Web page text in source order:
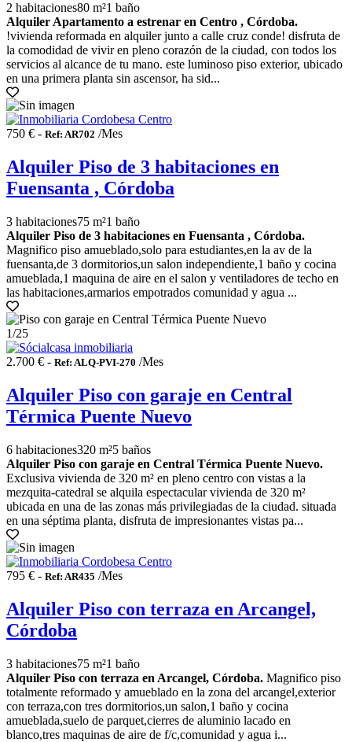
2 habitaciones80 m²1 baño
Alquiler Apartamento a estrenar en Centro , Córdoba.
!vivienda reformada en alquiler junto a calle cruz conde! disfruta de
la comodidad de vivir en pleno corazón de la ciudad, con todos los
servicios al alcance de tu mano. este luminoso piso exterior, ubicado
en una primera planta sin ascensor, ha sid...
750 € - Ref: AR702 /Mes
Alquiler Piso de 3 habitaciones en
Fuensanta , Córdoba
3 habitaciones75 m²1 baño
Alquiler Piso de 3 habitaciones en Fuensanta , Córdoba.
Magnifico piso amueblado,solo para estudiantes,en la av de la
fuensanta,de 3 dormitorios,un salon independiente,1 baño y cocina
amueblada,1 maquina de aire en el salon y ventiladores de techo en
las habitaciones,armarios empotrados comunidad y agua ...
1/25
2.700 € - Ref: ALQ-PVI-270 /Mes
Alquiler Piso con garaje en Central
Térmica Puente Nuevo
6 habitaciones320 m²5 baños
Alquiler Piso con garaje en Central Térmica Puente Nuevo.
Exclusiva vivienda de 320 m² en pleno centro con vistas a la
mezquita-catedral se alquila espectacular vivienda de 320 m²
ubicada en una de las zonas más privilegiadas de la ciudad. situada
en una séptima planta, disfruta de impresionantes vistas pa...
795 € - Ref: AR435 /Mes
Alquiler Piso con terraza en Arcangel,
Córdoba
3 habitaciones75 m²1 baño
Alquiler Piso con terraza en Arcangel, Córdoba. Magnifico piso
totalmente reformado y amueblado en la zona del arcangel,exterior
con terraza,con tres dormitorios,un salon,1 baño y cocina
amueblada,suelo de parquet,cierres de aluminio lacado en
blanco,tres maquinas de aire de f/c,comunidad y agua i...